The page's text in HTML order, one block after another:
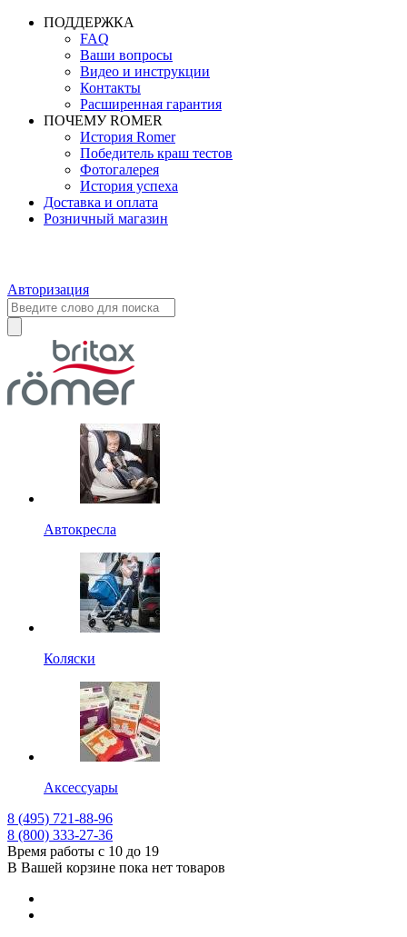
ПОДДЕРЖКА
FAQ
Ваши вопросы
Видео и инструкции
Контакты
Расширенная гарантия
ПОЧЕМУ ROMER
История Romer
Победитель краш тестов
Фотогалерея
История успеха
Доставка и оплата
Розничный магазин
Авторизация
Автокресла
Коляски
Аксессуары
8 (495) 721-88-96
8 (800) 333-27-36
Время работы с 10 до 19
В Вашей корзине пока нет товаров